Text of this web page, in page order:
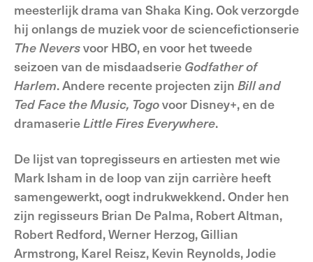
meesterlijk drama van Shaka King. Ook verzorgde
hij onlangs de muziek voor de sciencefictionserie
The Neversvoor HBO, en voor het tweede
seizoen van de misdaadserie Godfather of
Harlem. Andere recente projecten zijn Bill and
Ted Face the Music, Togovoor Disney+, en de
dramaserieLittle Fires Everywhere.
De lijst van topregisseurs en artiesten met wie
Mark Isham in de loop van zijn carrière heeft
samengewerkt, oogt indrukwekkend. Onder hen
zijn regisseurs Brian De Palma, Robert Altman,
Robert Redford, Werner Herzog, Gillian
Armstrong, Karel Reisz, Kevin Reynolds, Jodie